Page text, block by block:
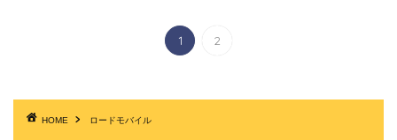
1 2
HOME ロードモバイル